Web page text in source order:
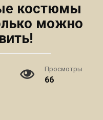
костюмы
можно
Просмотры
66